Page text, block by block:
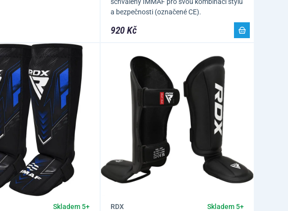
a bezpečnosti (označené CE).
920 Kč
Skladem 5+ RDX Skladem 5+